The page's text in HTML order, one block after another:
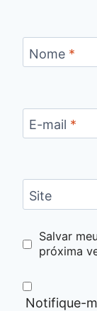
Nome *
E-mail *
Site
Salvar
próxima
Notifique-